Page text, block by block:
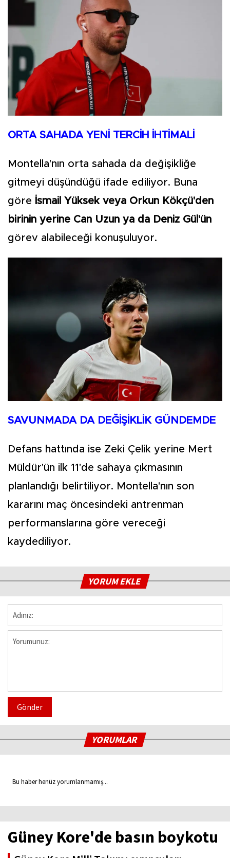
ORTA SAHADA YENİ TERCİH İHTİMALİ
Montella'nın orta sahada da değişikliğe
gitmeyi düşündüğü ifade ediliyor. Buna
göre İsmail Yüksek veya Orkun Kökçü'den
birinin yerine Can Uzun ya da Deniz Gül'ün
görev alabileceği konuşuluyor.
SAVUNMADA DA DEĞİŞİKLİK GÜNDEMDE
Defans hattında ise Zeki Çelik yerine Mert
Müldür'ün ilk 11'de sahaya çıkmasının
planlandığı belirtiliyor. Montella'nın son
kararını maç öncesindeki antrenman
performanslarına göre vereceği
kaydediliyor.
YORUM EKLE
Gönder
YORUMLAR
Bu haber henüz yorumlanmamış...
Güney Kore'de basın boykotu